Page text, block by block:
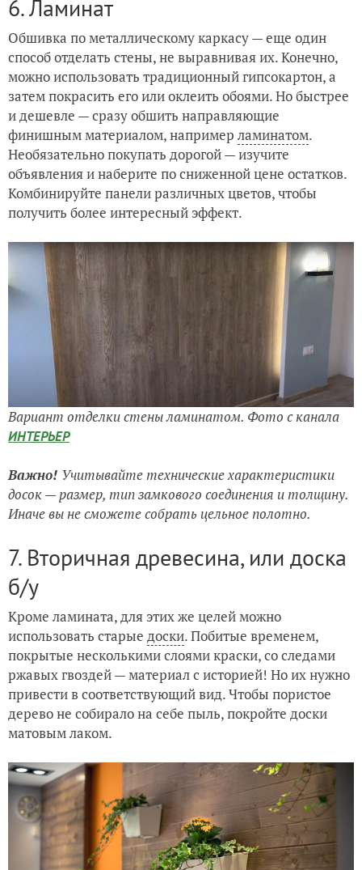
6. Ламинат
Обшивка по металлическому каркасу — еще один
способ отделать стены, не выравнивая их. Конечно,
можно использовать традиционный гипсокартон, а
затем покрасить его или оклеить обоями. Но быстрее
и дешевле — сразу обшить направляющие
финишным материалом, например ламинатом.
Необязательно покупать дорогой — изучите
объявления и наберите по сниженной цене остатков.
Комбинируйте панели различных цветов, чтобы
получить более интересный эффект.
Вариант отделки стены ламинатом. Фото с канала
ИНТЕРЬЕР
Важно! Учитывайте технические характеристики
досок — размер, тип замкового соединения и толщину.
Иначе вы не сможете собрать цельное полотно.
7. Вторичная древесина, или доска
б/у
Кроме ламината, для этих же целей можно
использовать старые доски. Побитые временем,
покрытые несколькими слоями краски, со следами
ржавых гвоздей — материал с историей! Но их нужно
привести в соответствующий вид. Чтобы пористое
дерево не собирало на себе пыль, покройте доски
матовым лаком.